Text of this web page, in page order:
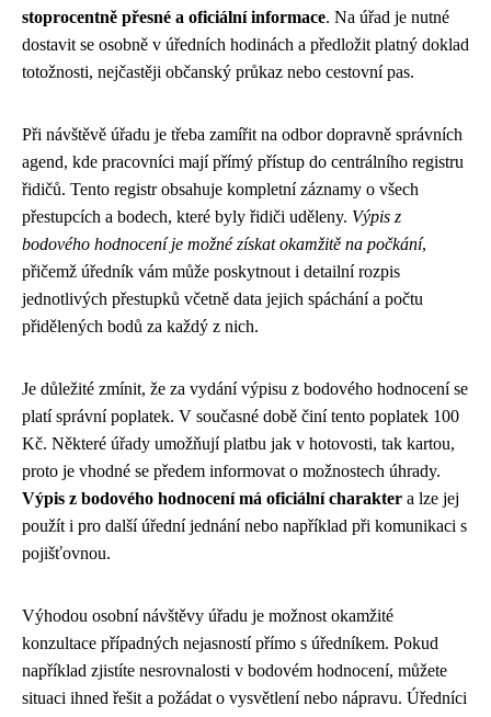
stoprocentně přesné a oficiální informace. Na úřad je nutné
dostavit se osobně v úředních hodinách a předložit platný doklad
totožnosti, nejčastěji občanský průkaz nebo cestovní pas.
Při návštěvě úřadu je třeba zamířit na odbor dopravně správních
agend, kde pracovníci mají přímý přístup do centrálního registru
řidičů. Tento registr obsahuje kompletní záznamy o všech
přestupcích a bodech, které byly řidiči uděleny. Výpis z
bodového hodnocení je možné získat okamžitě na počkání,
přičemž úředník vám může poskytnout i detailní rozpis
jednotlivých přestupků včetně data jejich spáchání a počtu
přidělených bodů za každý z nich.
Je důležité zmínit, že za vydání výpisu z bodového hodnocení se
platí správní poplatek. V současné době činí tento poplatek 100
Kč. Některé úřady umožňují platbu jak v hotovosti, tak kartou,
proto je vhodné se předem informovat o možnostech úhrady.
Výpis z bodového hodnocení má oficiální charakter a lze jej
použít i pro další úřední jednání nebo například při komunikaci s
pojišťovnou.
Výhodou osobní návštěvy úřadu je možnost okamžité
konzultace případných nejasností přímo s úředníkem. Pokud
například zjistíte nesrovnalosti v bodovém hodnocení, můžete
situaci ihned řešit a požádat o vysvětlení nebo nápravu. Úředníci